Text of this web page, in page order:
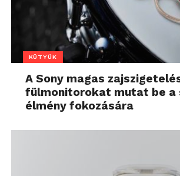
KÜTYÜK
A Sony magas
fülmonitorokat mutat be a
élmény fokozására